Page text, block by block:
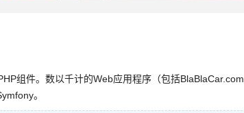
组件。数以千计的Web应用程序（包括BlaBlaCar.com
。